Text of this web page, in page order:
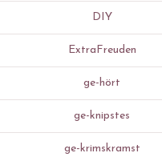
DIY
ExtraFreuden
ge-hört
ge-knipstes
ge-krimskramst